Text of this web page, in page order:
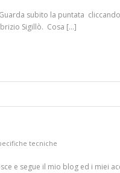
Guarda subito la puntata
Sigillò. Cosa […]
tecniche
e segue il mio blog ed i miei